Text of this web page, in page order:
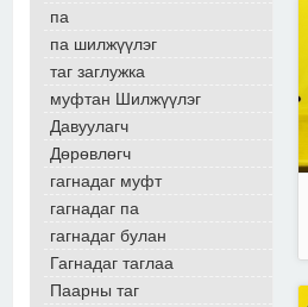
па
па шилжүүлэг
таг заглужка
муфтан Шилжүүлэг
Давуулагч
Дөрөвлөгч
гагнадаг муфт
гагнадаг па
гагнадаг булан
Гагнадаг таглаа
Паарны таг